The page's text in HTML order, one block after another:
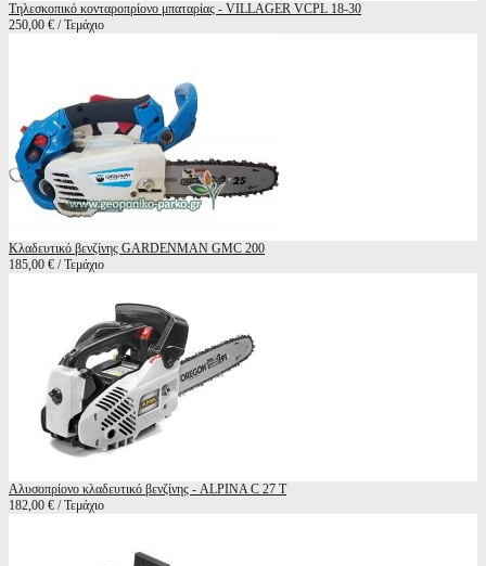
Τηλεσκοπικό κονταροπρίονο μπαταρίας - VILLAGER VCPL 18-30
250,00 € / Τεμάχιο
Κλαδευτικό βενζίνης GARDENMAN GMC 200
185,00 € / Τεμάχιο
Αλυσοπρίονο κλαδευτικό βενζίνης - ALPINA C 27 Τ
182,00 € / Τεμάχιο